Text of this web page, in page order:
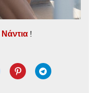
Νάντια!